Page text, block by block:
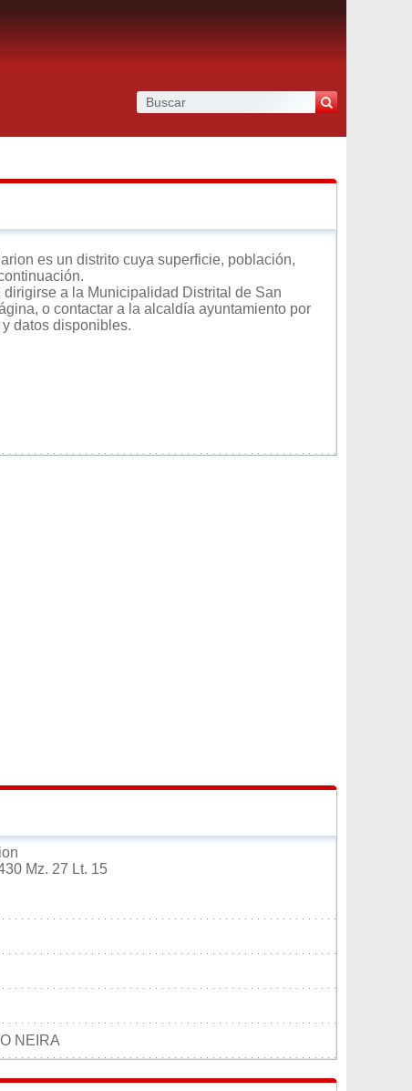
es un distrito cuya superficie, población,
a la Municipalidad Distrital de San
o contactar a la alcaldía ayuntamiento por
datos disponibles.
Mz. 27 Lt. 15
NEIRA